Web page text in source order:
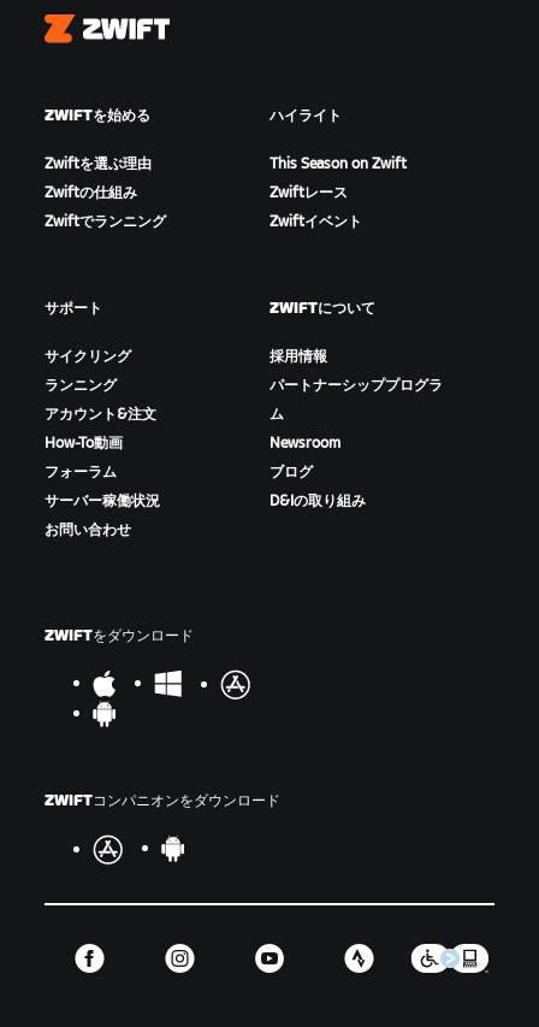
Zwift
ZWIFTを始める
Zwiftを選ぶ理由
Zwiftの仕組み
Zwiftでランニング
ハイライト
This Season on Zwift
Zwiftレース
Zwiftイベント
サポート
サイクリング
ランニング
アカウント&注文
How-To動画
フォーラム
サーバー稼働状況
お問い合わせ
ZWIFTについて
採用情報
パートナーシッププログラ
ム
Newsroom
ブログ
D&Iの取り組み
ZWIFTをダウンロード
ZWIFTコンパニオンをダウンロード